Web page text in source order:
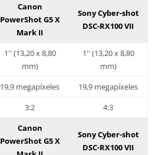
Canon
PowerShot G5 X
Mark II
Sony Cyber-shot
DSC-RX100 VII
1'' (13,20 x 8,80
mm)
1'' (13,20 x 8,80
mm)
19,9 megapíxeles
19,9 megapíxeles
3:2 4:3
Canon
PowerShot G5 X
Sony Cyber-shot
DSC-RX100 VII